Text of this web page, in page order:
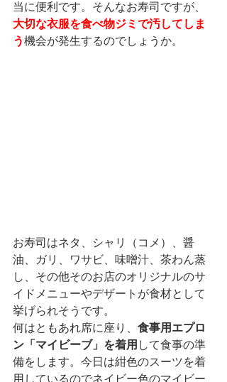
当に便利です。そんなお寿司ですが、
大切な衣服を食べ物ジミで汚してしま
う機会が発生するのでしょうか。
お寿司はネタ、シャリ（コメ）、醤
油、ガリ、ワサビ、味噌汁、茶わん蒸
し、その他そのお店のオリジナルのサ
イドメニューやデザートが食材として
挙げられそうです。
何はともあれ席に座り、 食事用エプロ
ン「マイビーブ」を着用 して食事の準
備をします。今日は紺色のスーツを着
用しているのでネイビー色のマイビー